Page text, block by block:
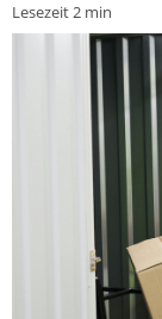
Lesezeit 2 min